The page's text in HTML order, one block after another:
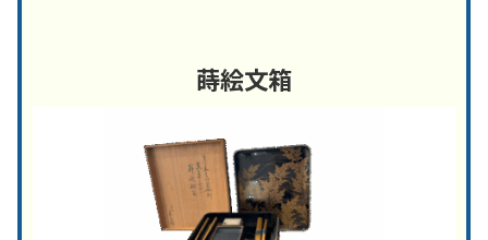
蒔絵文箱